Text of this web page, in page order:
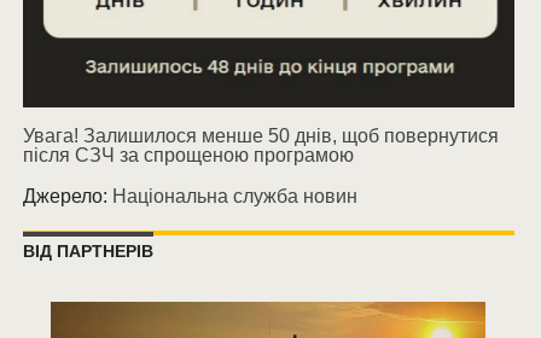
Увага! Залишилося менше 50 днів, щоб повернутися
після СЗЧ за спрощеною програмою
Джерело: Національна служба новин
ВІД ПАРТНЕРІВ